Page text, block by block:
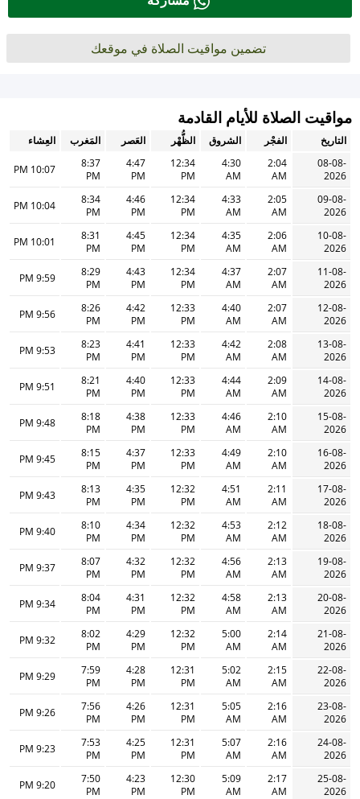
تضمين مواقيت الصلاة في موقعك
مواقيت الصلاة للأيام القادمة
التاريخ الفجْر الشروق الظُّهْر العَصر المَغرب
العِشاء
08-08-
2026
2:04
AM
4:30
AM
12:34
PM
4:47
PM
8:37
PM
10:07 PM
09-08-
2026
2:05
AM
4:33
AM
12:34
PM
4:46
PM
8:34
PM
10:04 PM
10-08-
2026
2:06
AM
4:35
AM
12:34
PM
4:45
PM
8:31
PM
10:01 PM
11-08-
2026
2:07
AM
4:37
AM
12:34
PM
4:43
PM
8:29
PM
9:59 PM
12-08-
2026
2:07
AM
4:40
AM
12:33
PM
4:42
PM
8:26
PM
9:56 PM
13-08-
2026
2:08
AM
4:42
AM
12:33
PM
4:41
PM
8:23
PM
9:53 PM
14-08-
2026
2:09
AM
4:44
AM
12:33
PM
4:40
PM
8:21
PM
9:51 PM
15-08-
2026
2:10
AM
4:46
AM
12:33
PM
4:38
PM
8:18
PM
9:48 PM
16-08-
2026
2:10
AM
4:49
AM
12:33
PM
4:37
PM
8:15
PM
9:45 PM
17-08-
2026
2:11
AM
4:51
AM
12:32
PM
4:35
PM
8:13
PM
9:43 PM
18-08-
2026
2:12
AM
4:53
AM
12:32
PM
4:34
PM
8:10
PM
9:40 PM
19-08-
2026
2:13
AM
4:56
AM
12:32
PM
4:32
PM
8:07
PM
9:37 PM
20-08-
2026
2:13
AM
4:58
AM
12:32
PM
4:31
PM
8:04
PM
9:34 PM
21-08-
2026
2:14
AM
5:00
AM
12:32
PM
4:29
PM
8:02
PM
9:32 PM
22-08-
2026
2:15
AM
5:02
AM
12:31
PM
4:28
PM
7:59
PM
9:29 PM
23-08-
2026
2:16
AM
5:05
AM
12:31
PM
4:26
PM
7:56
PM
9:26 PM
24-08-
2026
2:16
AM
5:07
AM
12:31
PM
4:25
PM
7:53
PM
9:23 PM
25-08-
2026
2:17
AM
5:09
AM
12:30
PM
4:23
PM
7:50
PM
9:20 PM